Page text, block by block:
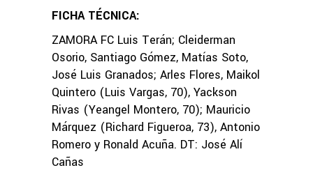
FICHA TÉCNICA:
ZAMORA FC Luis Terán; Cleiderman
Osorio, Santiago Gómez, Matías Soto,
José Luis Granados; Arles Flores, Maikol
Quintero (Luis Vargas, 70), Yackson
Rivas (Yeangel Montero, 70); Mauricio
Márquez (Richard Figueroa, 73), Antonio
Romero y Ronald Acuña. DT: José Alí
Cañas